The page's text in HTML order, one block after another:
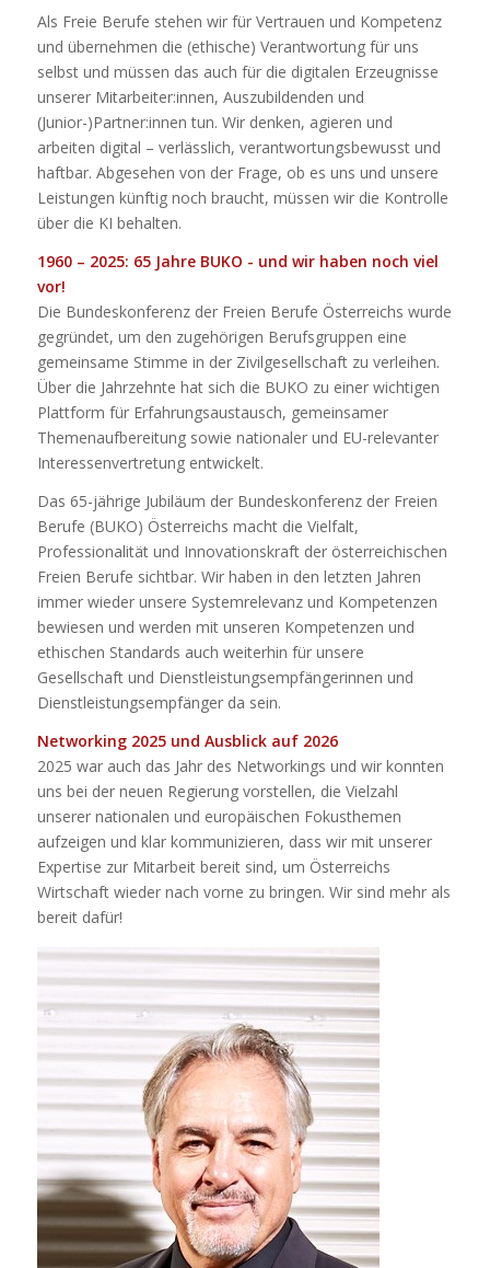
Als Freie Berufe stehen wir für Vertrauen und Kompetenz
und übernehmen die (ethische) Verantwortung für uns
selbst und müssen das auch für die digitalen Erzeugnisse
unserer Mitarbeiter:innen, Auszubildenden und
(Junior-)Partner:innen tun. Wir denken, agieren und
arbeiten digital – verlässlich, verantwortungsbewusst und
haftbar. Abgesehen von der Frage, ob es uns und unsere
Leistungen künftig noch braucht, müssen wir die Kontrolle
über die KI behalten.
1960 – 2025: 65 Jahre BUKO - und wir haben noch viel
vor!
Die Bundeskonferenz der Freien Berufe Österreichs wurde
gegründet, um den zugehörigen Berufsgruppen eine
gemeinsame Stimme in der Zivilgesellschaft zu verleihen.
Über die Jahrzehnte hat sich die BUKO zu einer wichtigen
Plattform für Erfahrungsaustausch, gemeinsamer
Themenaufbereitung sowie nationaler und EU-relevanter
Interessenvertretung entwickelt.
Das 65-jährige Jubiläum der Bundeskonferenz der Freien
Berufe (BUKO) Österreichs macht die Vielfalt,
Professionalität und Innovationskraft der österreichischen
Freien Berufe sichtbar. Wir haben in den letzten Jahren
immer wieder unsere Systemrelevanz und Kompetenzen
bewiesen und werden mit unseren Kompetenzen und
ethischen Standards auch weiterhin für unsere
Gesellschaft und Dienstleistungsempfängerinnen und
Dienstleistungsempfänger da sein.
Networking 2025 und Ausblick auf 2026
2025 war auch das Jahr des Networkings und wir konnten
uns bei der neuen Regierung vorstellen, die Vielzahl
unserer nationalen und europäischen Fokusthemen
aufzeigen und klar kommunizieren, dass wir mit unserer
Expertise zur Mitarbeit bereit sind, um Österreichs
Wirtschaft wieder nach vorne zu bringen. Wir sind mehr als
bereit dafür!